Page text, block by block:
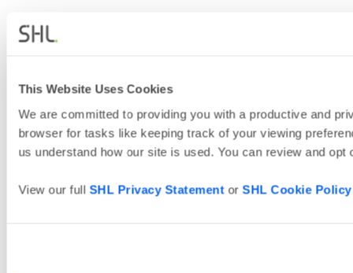
This Website Uses Cookies
We are committed to providing you with a productive and
browser for tasks like keeping track of your viewing
us understand how our site is used. You can review and
View our full SHL Privacy StatementorSHL Cookie Policy